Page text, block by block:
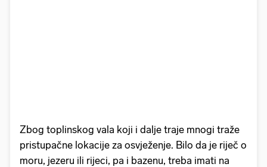
Zbog toplinskog vala koji i dalje traje mnogi traže
pristupačne lokacije za osvježenje. Bilo da je riječ o
moru, jezeru ili rijeci, pa i bazenu, treba imati na